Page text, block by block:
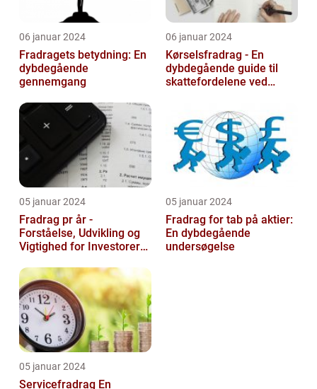
06 januar 2024
Fradragets betydning: En
dybdegående
gennemgang
06 januar 2024
Kørselsfradrag - En
dybdegående guide til
skattefordelene ved
05 januar 2024
Fradrag pr år -
Forståelse, Udvikling og
Vigtighed for Investorer
05 januar 2024
Fradrag for tab på aktier:
En dybdegående
undersøgelse
05 januar 2024
Servicefradrag En